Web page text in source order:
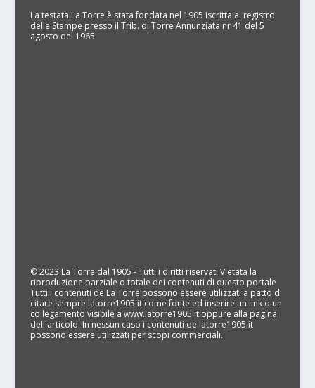
La testata La Torre è stata fondata nel 1905 Iscritta al registro
delle Stampe presso il Trib. di Torre Annunziata nr 41 del 5
agosto del 1965
© 2023 La Torre dal 1905 - Tutti i diritti riservati Vietata la
riproduzione parziale o totale dei contenuti di questo portale
Tutti i contenuti de La Torre possono essere utilizzati a patto di
citare sempre latorre1905.it come fonte ed inserire un link o un
collegamento visibile a www.latorre1905.it oppure alla pagina
dell'articolo. In nessun caso i contenuti de latorre1905.it
possono essere utilizzati per scopi commerciali.